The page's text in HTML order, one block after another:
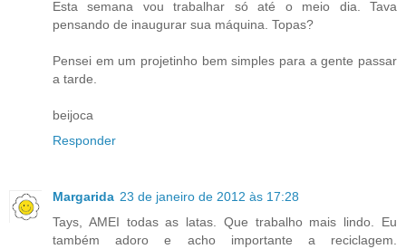
Esta semana vou trabalhar só até o meio dia. Tava
pensando de inaugurar sua máquina. Topas?
Pensei em um projetinho bem simples para a gente passar
a tarde.
beijoca
Responder
Margarida 23 de janeiro de 2012 às 17:28
Tays, AMEI todas as latas. Que trabalho mais lindo. Eu
também adoro e acho importante a reciclagem.